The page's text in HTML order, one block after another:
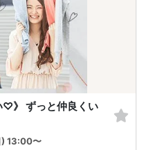
♡》 ずっと仲良くい
) 13:00〜